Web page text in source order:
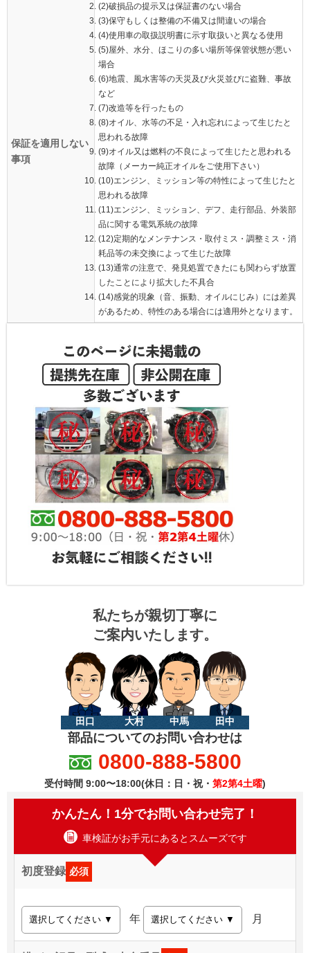
保証を適用しない
事項
(2)破損品の提示又は保証書のない場合
(3)保守もしくは整備の不備又は間違いの場合
(4)使用車の取扱説明書に示す取扱いと異なる使用
(5)屋外、水分、ほこりの多い場所等保管状態が悪い
場合
(6)地震、風水害等の天災及び火災並びに盗難、事故
など
(7)改造等を行ったもの
(8)オイル、水等の不足・入れ忘れによって生じたと
思われる故障
(9)オイル又は燃料の不良によって生じたと思われる
故障（メーカー純正オイルをご使用下さい）
(10)エンジン、ミッション等の特性によって生じたと
思われる故障
(11)エンジン、ミッション、デフ、走行部品、外装部
品に関する電気系統の故障
(12)定期的なメンテナンス・取付ミス・調整ミス・消
耗品等の未交換によって生じた故障
(13)通常の注意で、発見処置できたにも関わらず放置
したことにより拡大した不具合
(14)感覚的現象（音、振動、オイルにじみ）には差異
があるため、特性のある場合には適用外となります。
私たちが親切丁寧に
ご案内いたします。
田口 大村 中馬 田中
部品についてのお問い合わせは
0800-888-5800
受付時間 9:00〜18:00(休日：日・祝・ 第2第4土曜)
かんたん！1分でお問い合わせ完了！
車検証がお手元にあるとスムーズです
初度登録 必須
年 月